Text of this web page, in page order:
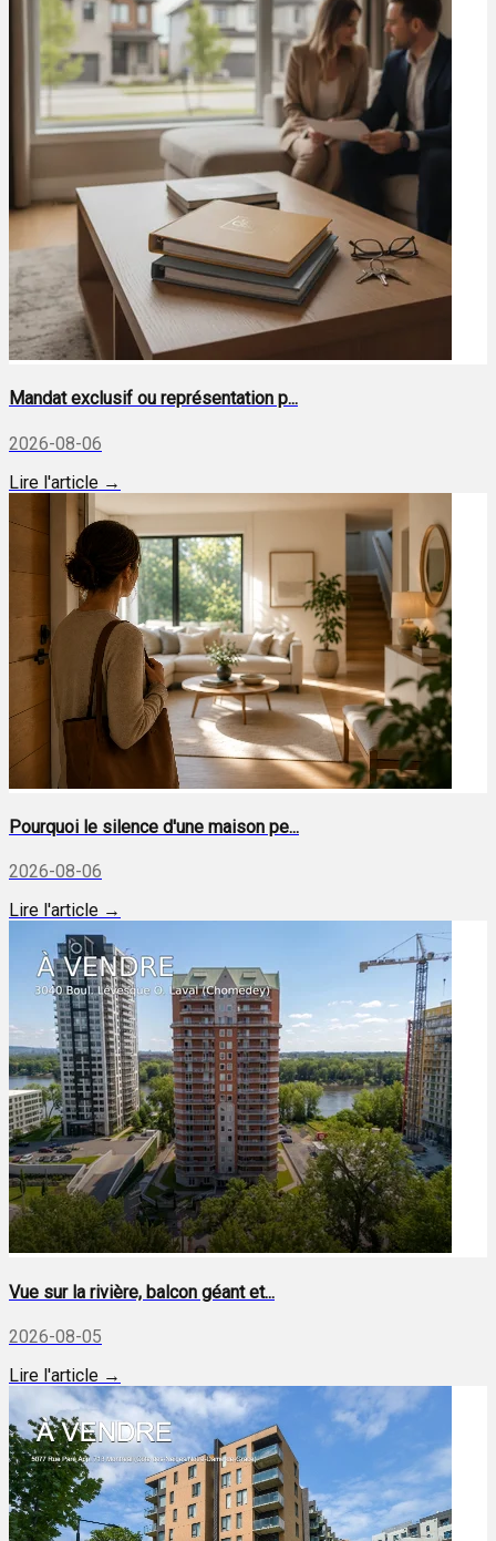
Mandat exclusif ou représentation p...
2026-08-06
Lire l'article →
Pourquoi le silence d'une maison pe...
2026-08-06
Lire l'article →
Vue sur la rivière, balcon géant et...
2026-08-05
Lire l'article →